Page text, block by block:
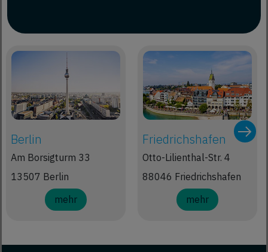
Berlin
Am Borsigturm 33
13507 Berlin
mehr
Friedrichshafen
Otto-Lilienthal-Str. 4
88046 Friedrichshafen
mehr